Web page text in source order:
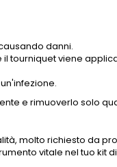
danni.
tourniquet viene
e rimuoverlo solo
molto richiesto da
vitale nel tuo kit